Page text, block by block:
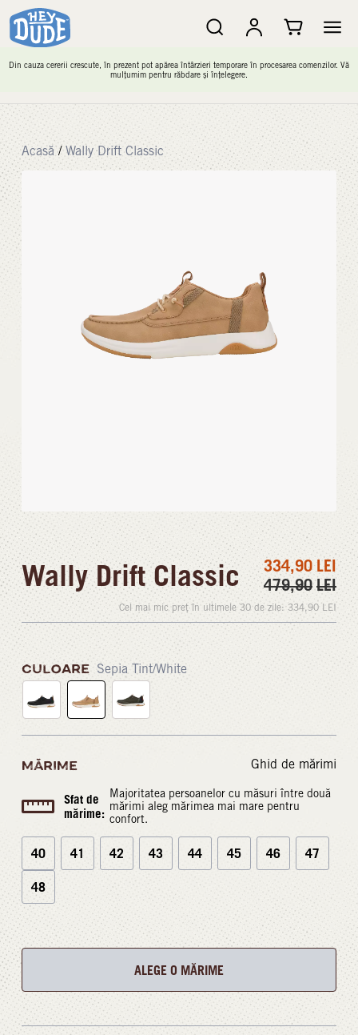
Din cauza cererii crescute, în prezent pot apărea întârzieri temporare în procesarea comenzilor. Vă
mulțumim pentru răbdare și înțelegere.
Acasă / Wally Drift Classic
Wally Drift Classic 334,90 LEI
479,90 LEI
Cel mai mic preț în ultimele 30 de zile: 334,90LEI
CULOARE Sepia Tint/White
MĂRIME Ghid de mărimi
Sfat de
mărime:
Majoritatea persoanelor cu măsuri între două
mărimi aleg mărimea mai mare pentru
confort.
40 41 42 43 44 45 46 47
48
ALEGE O MĂRIME